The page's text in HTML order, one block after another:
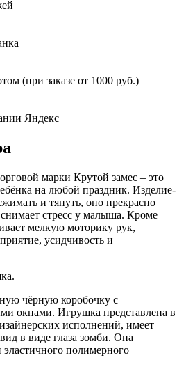
(при заказе от 1000 руб.)
Яндекс
марки Крутой замес – это
на любой праздник. Изделие-
и тянуть, оно прекрасно
стресс у малыша. Кроме
мелкую моторику рук,
усидчивость и
чёрную коробочку с
окнами. Игрушка представлена в
исполнений, имеет
в виде глаза зомби. Она
эластичного полимерного